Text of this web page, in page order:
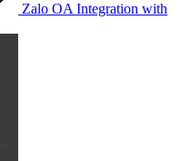
Zalo OA Integration with